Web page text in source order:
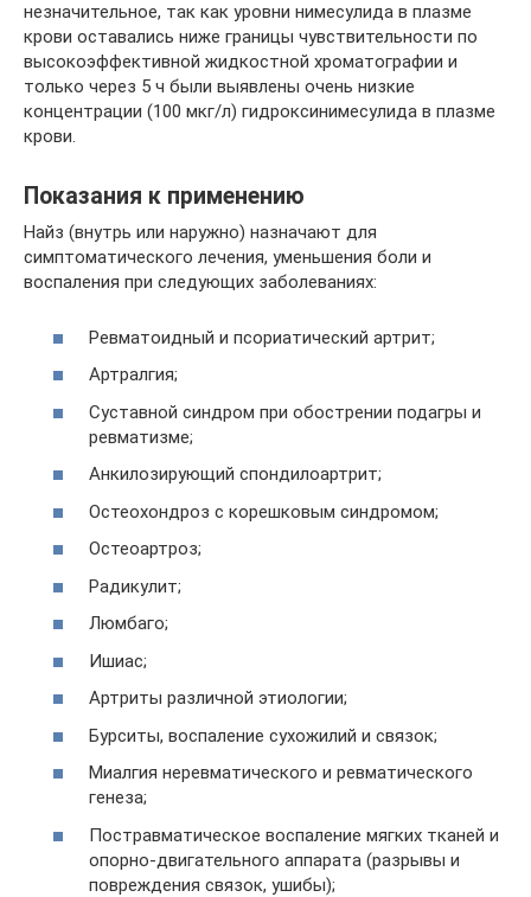
незначительное, так как уровни нимесулида в плазме
крови оставались ниже границы чувствительности по
высокоэффективной жидкостной хроматографии и
только через 5 ч были выявлены очень низкие
концентрации (100 мкг/л) гидроксинимесулида в плазме
крови.
Показания к применению
Найз (внутрь или наружно) назначают для
симптоматического лечения, уменьшения боли и
воспаления при следующих заболеваниях:
Ревматоидный и псориатический артрит;
Артралгия;
Суставной синдром при обострении подагры и
ревматизме;
Анкилозирующий спондилоартрит;
Остеохондроз с корешковым синдромом;
Остеоартроз;
Радикулит;
Люмбаго;
Ишиас;
Артриты различной этиологии;
Бурситы, воспаление сухожилий и связок;
Миалгия неревматического и ревматического
генеза;
Постравматическое воспаление мягких тканей и
опорно-двигательного аппарата (разрывы и
повреждения связок, ушибы);